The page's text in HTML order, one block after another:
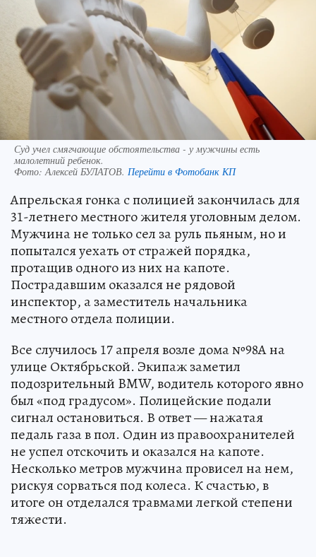
Суд учел смягчающие обстоятельства - у мужчины есть
малолетний ребенок.
Фото:Алексей БУЛАТОВ. Перейти в Фотобанк КП
Апрельская гонка с полицией закончилась для
31-летнего местного жителя уголовным делом.
Мужчина не только сел за руль пьяным, но и
попытался уехать от стражей порядка,
протащив одного из них на капоте.
Пострадавшим оказался не рядовой
инспектор, а заместитель начальника
местного отдела полиции.
Все случилось 17 апреля возле дома №98А на
улице Октябрьской. Экипаж заметил
подозрительный BMW, водитель которого явно
был «под градусом». Полицейские подали
сигнал остановиться. В ответ — нажатая
педаль газа в пол. Один из правоохранителей
не успел отскочить и оказался на капоте.
Несколько метров мужчина провисел на нем,
рискуя сорваться под колеса. К счастью, в
итоге он отделался травмами легкой степени
тяжести.